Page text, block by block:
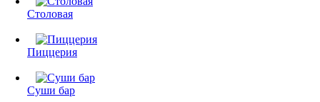
Столовая
Пиццерия
Суши бар